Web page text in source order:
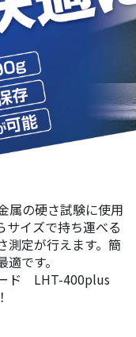
属の硬さ試験に使用
サイズで持ち運べる
測定が行えます。簡
です。
ド LHT-400plus